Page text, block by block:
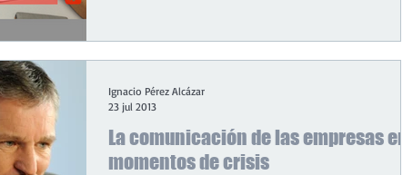
La comunicación de las empresas en
momentos de crisis
Ignacio Pérez Alcázar
23 jul 2013